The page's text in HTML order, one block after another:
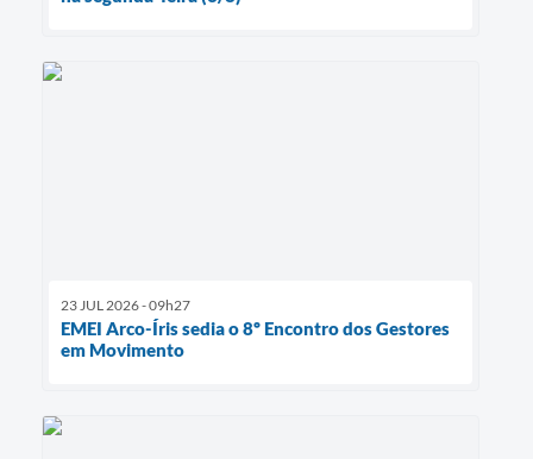
23 JUL 2026 - 09h27
EMEI Arco-Íris sedia o 8º Encontro dos Gestores
em Movimento